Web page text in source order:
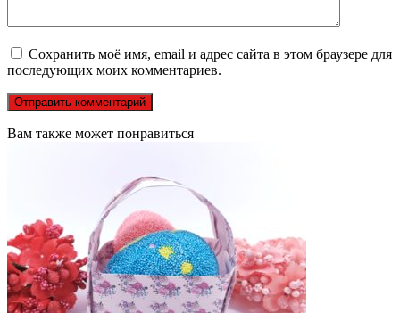
Сохранить моё имя, email и адрес сайта в этом браузере для
последующих моих комментариев.
Вам также может понравиться